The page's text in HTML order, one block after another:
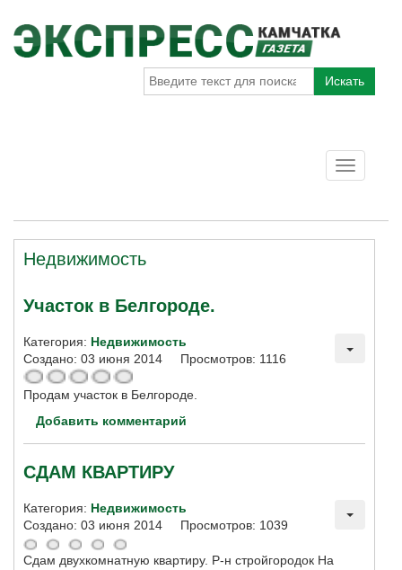
Искать
Toggle
navigation
Недвижимость
Участок в Белгороде.
Категория: Недвижимость
Создано: 03 июня 2014
Просмотров: 1116
Продам участок в Белгороде.
Добавить комментарий
СДАМ КВАРТИРУ
Категория: Недвижимость
Создано: 03 июня 2014
Просмотров: 1039
Сдам двухкомнатную квартиру. Р-н стройгородок На